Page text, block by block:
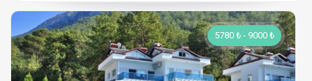
5780 ₺ - 9000 ₺